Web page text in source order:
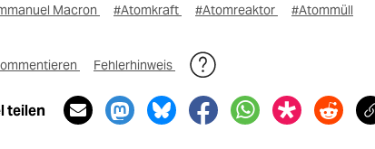
Macron #Atomkraft #Atomreaktor #Atommüll
Fehlerhinweis
teilen